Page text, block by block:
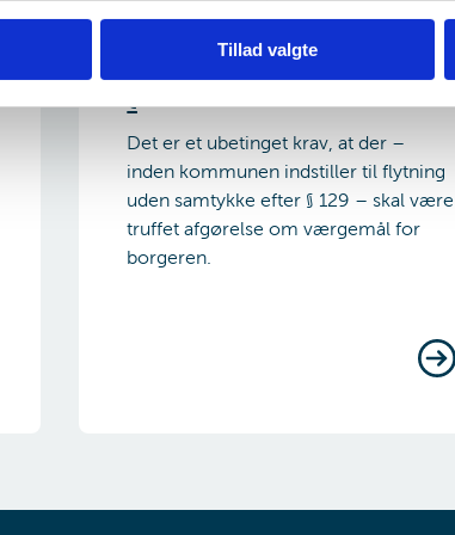
Tillad valgte
værgemål/fremtidsfuldmag
t
Det er et ubetinget krav, at der –
inden kommunen indstiller til flytning
uden samtykke efter § 129 – skal være
truffet afgørelse om værgemål for
borgeren.